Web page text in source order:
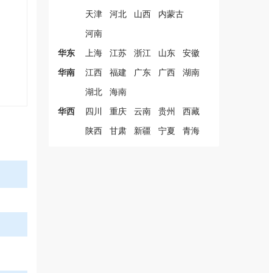
天津
河北 山西
内蒙古
河南
华东
上海 江苏 浙江 山东
安徽
华南
江西 福建 广东 广西
湖南
湖北
海南
华西
四川 重庆 云南 贵州
西藏
陕西
甘肃 新疆 宁夏 青海